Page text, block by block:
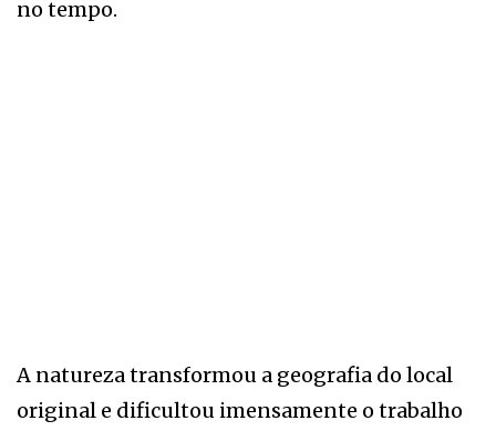
no tempo.
A natureza transformou a geografia do local
original e dificultou imensamente o trabalho